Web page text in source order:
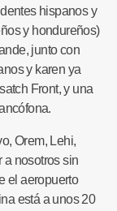
hispanos y
y hondureños)
junto con
y karen ya
Front, y una
Orem, Lehi,
a nosotros sin
el aeropuerto
está a unos 20